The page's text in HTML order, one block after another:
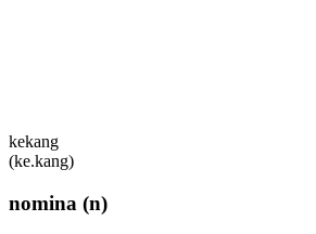
kekang
(ke.kang)
nomina (n)